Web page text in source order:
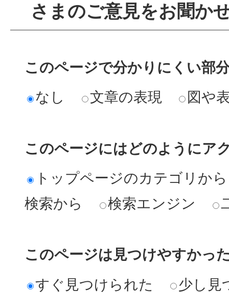
さまのご意見をお聞か
このページで分かりにくい部
なし
文章の表現 図や
このページにはどのようにア
トップページのカテゴリから
検索から
検索エンジン
このページは見つけやすかっ
すぐ見つけられた
少し見